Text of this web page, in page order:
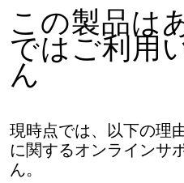
この製品は
ではご利用
ん
現時点では、以下の理
に関するオンラインサ
ん。